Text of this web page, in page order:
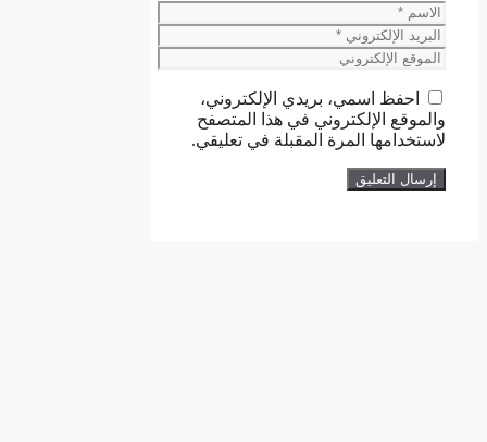
الاسم
البريد
الإلكتروني
الموقع
احفظ اسمي، بريدي الإلكتروني،
والموقع الإلكتروني في هذا المتصفح
لاستخدامها المرة المقبلة في تعليقي.